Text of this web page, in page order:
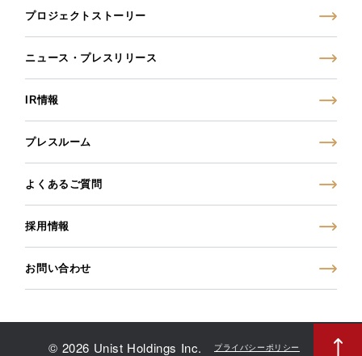
プロジェクトストーリー
ニュース・プレスリリース
IR情報
プレスルーム
よくあるご質問
採用情報
お問い合わせ
© 2026 Unist Holdings Inc. プライバシーポリシー